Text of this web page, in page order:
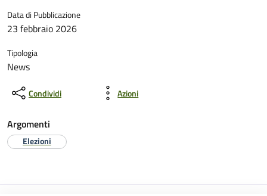
Data di Pubblicazione
23 febbraio 2026
Tipologia
News
Condividi Azioni
Argomenti
Elezioni